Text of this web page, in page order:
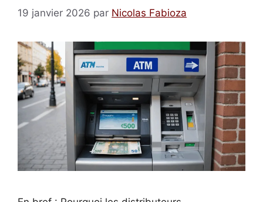
19 janvier 2026 par Nicolas Fabioza